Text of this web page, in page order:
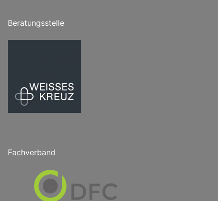
Beratungsstelle
Fachverband